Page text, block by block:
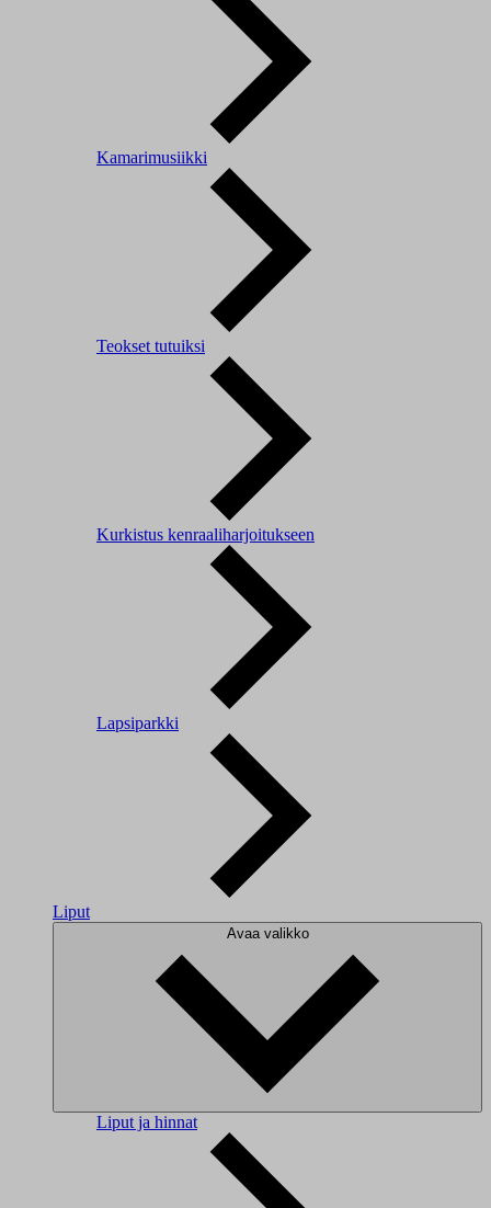
Kamarimusiikki
Teokset tutuiksi
Kurkistus kenraaliharjoitukseen
Lapsiparkki
Liput
Avaa valikko
Liput ja hinnat